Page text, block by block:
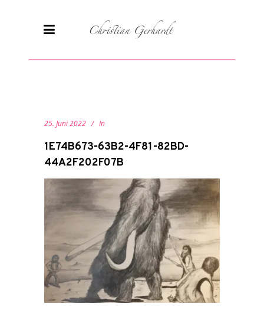
25. Juni 2022 In
1E74B673-63B2-4F81-82BD-
44A2F202F07B